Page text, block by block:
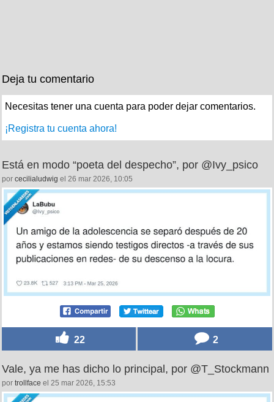
Deja tu comentario
Necesitas tener una cuenta para poder dejar comentarios.
¡Registra tu cuenta ahora!
Está en modo “poeta del despecho”, por @Ivy_psico
por cecilialudwig el 26 mar 2026, 10:05
22 2
Vale, ya me has dicho lo principal, por @T_Stockmann
por trollface el 25 mar 2026, 15:53